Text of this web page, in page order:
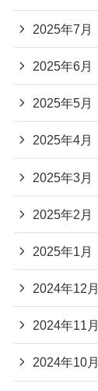
2025年7月
2025年6月
2025年5月
2025年4月
2025年3月
2025年2月
2025年1月
2024年12月
2024年11月
2024年10月